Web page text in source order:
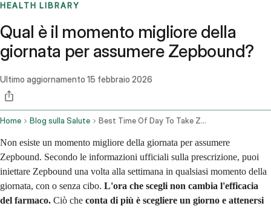
HEALTH LIBRARY
Qual è il momento migliore della
giornata per assumere Zepbound?
Ultimo aggiornamento 15 febbraio 2026
Home Blog sulla Salute Best Time Of Day To Take Zepbound
Non esiste un momento migliore della giornata per assumere
Zepbound. Secondo le informazioni ufficiali sulla prescrizione, puoi
iniettare Zepbound una volta alla settimana in qualsiasi momento della
giornata, con o senza cibo. L'ora che scegli non cambia l'efficacia
del farmaco. Ciò che conta di più è scegliere un giorno e attenersi